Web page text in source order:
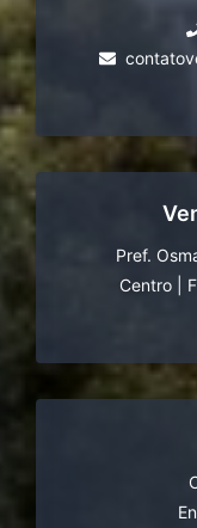
Pref.
Centro